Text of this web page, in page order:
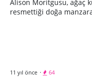
Alison Moritgusu, ağaç
resmettiği doğa
11 yıl önce · 64